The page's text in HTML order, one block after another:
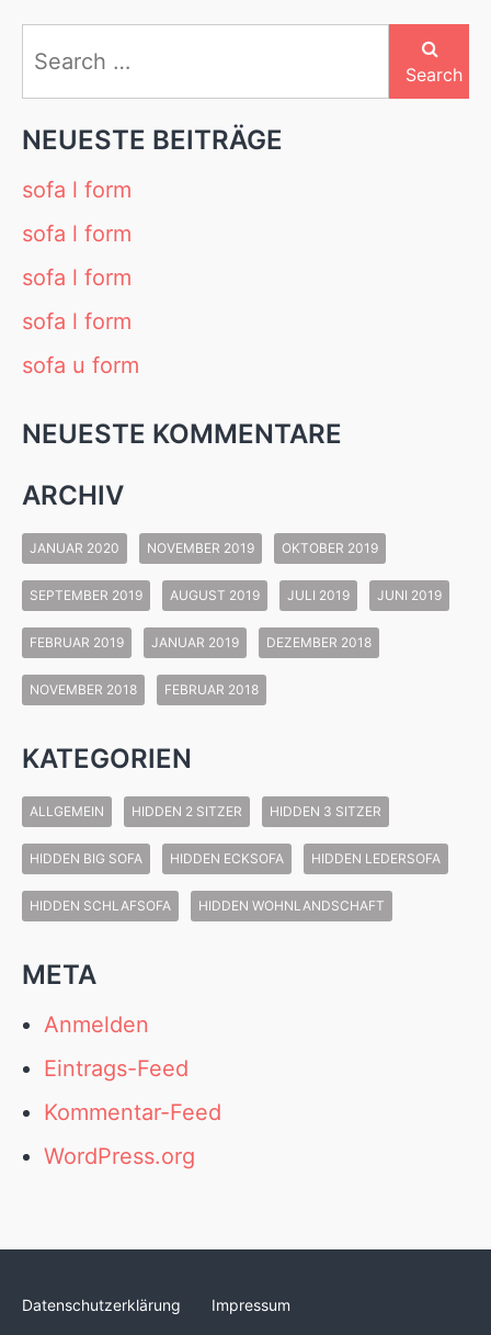
Beitragsnavigation
for:
Search
NEUESTE BEITRÄGE
sofa l form
sofa l form
sofa l form
sofa l form
sofa u form
NEUESTE KOMMENTARE
ARCHIV
JANUAR 2020 NOVEMBER 2019 OKTOBER 2019
SEPTEMBER 2019 AUGUST 2019 JULI 2019 JUNI 2019
FEBRUAR 2019 JANUAR 2019 DEZEMBER 2018
NOVEMBER 2018 FEBRUAR 2018
KATEGORIEN
ALLGEMEIN HIDDEN 2 SITZER HIDDEN 3 SITZER
HIDDEN BIG SOFA HIDDEN ECKSOFA HIDDEN LEDERSOFA
HIDDEN SCHLAFSOFA HIDDEN WOHNLANDSCHAFT
META
Anmelden
Eintrags-Feed
Kommentar-Feed
WordPress.org
Datenschutzerklärung Impressum